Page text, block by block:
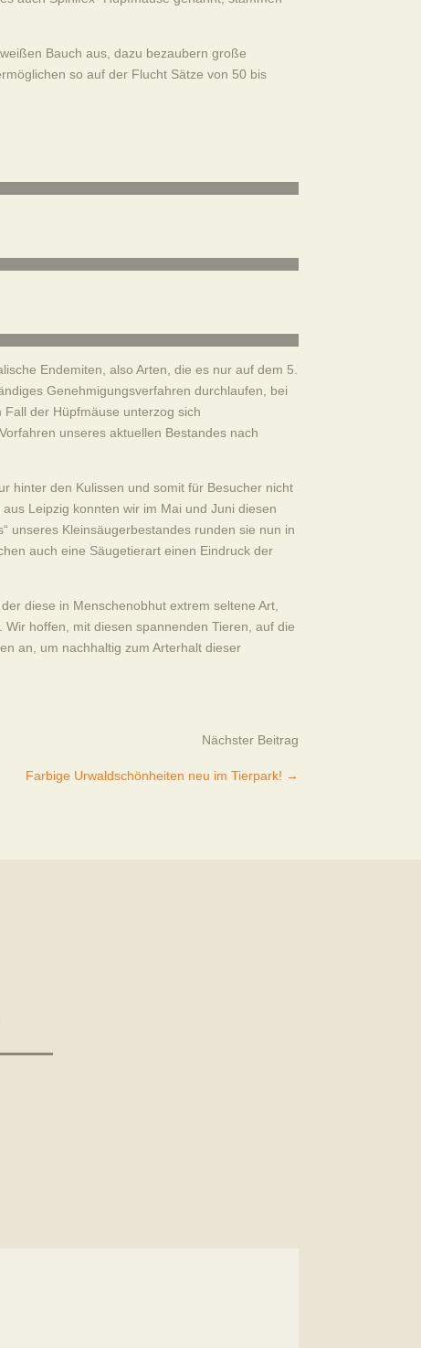
Bauch aus, dazu bezaubern große
so auf der Flucht Sätze von 50 bis
Endemiten, also Arten, die es nur auf dem 5.
Genehmigungsverfahren durchlaufen, bei
der Hüpfmäuse unterzog sich
unseres aktuellen Bestandes nach
hinter den Kulissen und somit für Besucher nicht
Leipzig konnten wir im Mai und Juni diesen
unseres Kleinsäugerbestandes runden sie nun in
auch eine Säugetierart einen Eindruck der
diese in Menschenobhut extrem seltene Art,
hoffen, mit diesen spannenden Tieren, auf die
an, um nachhaltig zum Arterhalt dieser
Nächster Beitrag
Farbige Urwaldschönheiten neu im Tierpark! →